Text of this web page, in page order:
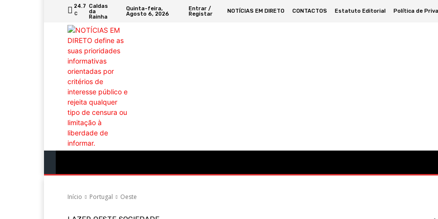
24.7
C
Caldas
da
Rainha
Quinta-feira,
Agosto 6, 2026
Entrar /
Registar
NOTÍCIAS EM DIRETO CONTACTOS Estatuto Editorial Política de
Início Portugal Oeste